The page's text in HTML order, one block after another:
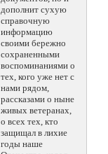
дополнит сухую
справочную
информацию
своими бережно
сохраненными
воспоминаниями о
тех, кого уже нет с
нами рядом,
рассказами о ныне
живых ветеранах,
о всех тех, кто
защищал в лихие
годы наше